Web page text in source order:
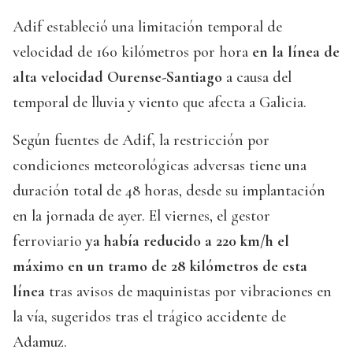
Adif estableció una limitación temporal de
velocidad de 160 kilómetros por hora en la línea de
alta velocidad Ourense-Santiago a causa del
temporal de lluvia y viento que afecta a Galicia.
Según fuentes de Adif, la restricción por
condiciones meteorológicas adversas tiene una
duración total de 48 horas, desde su implantación
en la jornada de ayer. El viernes, el gestor
ferroviarioya había reducido a 220 km/h el
máximo en un tramo de 28 kilómetros de esta
línea tras avisos de maquinistas por vibraciones en
la vía, sugeridos tras el trágico accidente de
Adamuz.